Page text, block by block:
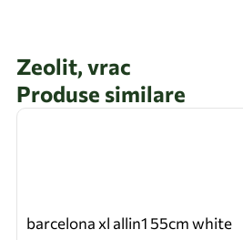
Zeolit, vrac
Produse similare
barcelona xl allin1 55cm white